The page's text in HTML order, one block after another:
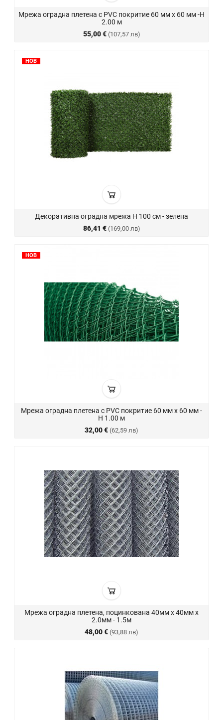
Мрежа оградна плетена с PVC покритие 60 мм х 60 мм -H
2.00 м
55,00 € (107,57 лв)
НОВ
Декоративна оградна мрежа H 100 см - зелена
86,41 € (169,00 лв)
НОВ
Мрежа оградна плетена с PVC покритие 60 мм х 60 мм -
H 1.00 м
32,00 € (62,59 лв)
Мрежа оградна плетена, поцинкована 40мм х 40мм х
2.0мм - 1.5м
48,00 € (93,88 лв)